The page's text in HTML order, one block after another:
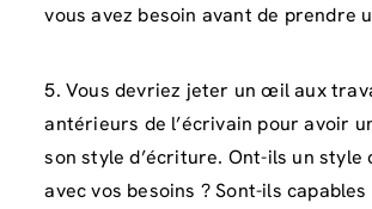
vous avez besoin avant de prendre
5. Vous devriez jeter un œil aux
antérieurs de l’écrivain pour avoir
son style d’écriture. Ont-ils un style
avec vos besoins ? Sont-ils capables